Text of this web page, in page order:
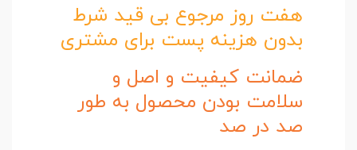
هفت روز مرجوع بی قید شرط
بدون هزینه پست برای مشتری
ضمانت کیفیت و اصل و
سلامت بودن محصول به طور
صد در صد